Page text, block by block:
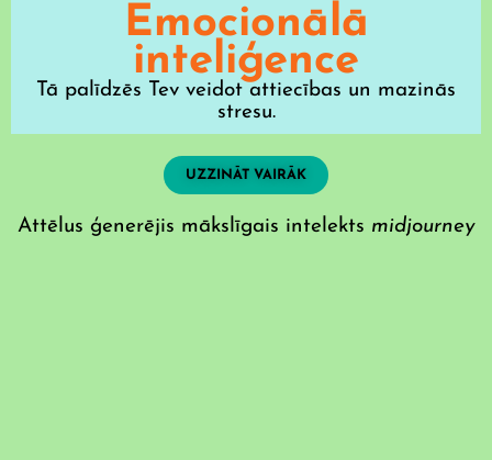
Emocionālā
inteliģence
Tā palīdzēs Tev veidot attiecības un mazinās
stresu.
UZZINĀT VAIRĀK
Attēlus ģenerējis mākslīgais intelekts midjourney